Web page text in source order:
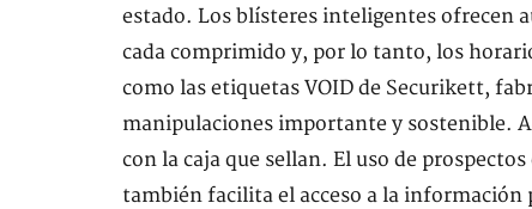
estado. Los blísteres inteligentes ofrecen
cada comprimido y, por lo tanto, los
como las etiquetas VOID de Securikett,
manipulaciones importante y sostenible.
con la caja que sellan. El uso de
también facilita el acceso a la información